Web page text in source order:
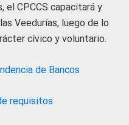
el CPCCS capacitará y
Veedurías, luego de lo
cívico y voluntario.
de Bancos
requisitos